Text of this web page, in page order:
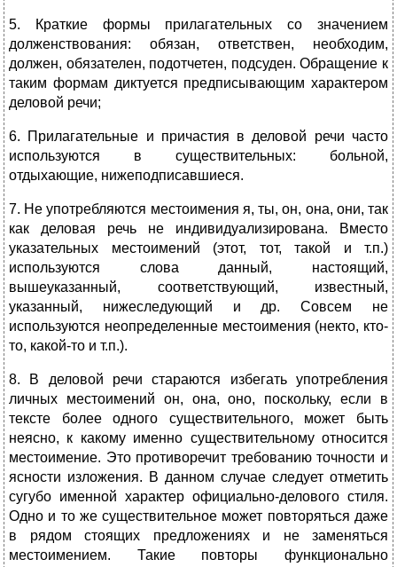
5. Краткие формы прилагательных со значени­ем
долженствования: обязан, ответствен, необходим,
должен, обязателен, подотчетен, подсуден. Обращение к
таким формам диктуется предписывающим характером
деловой речи;
6. Прилагательные и причастия в деловой речи часто
используются в существительных: больной,
отдыхающие, нижеподписавшиеся.
7. Не употребляются местоимения я, ты, он, она, они, так
как деловая речь не индивидуализирована. Вместо
указательных местоимений (этот, тот, такой и т.п.)
используются слова данный, настоящий,
вышеуказанный, соответствующий, известный,
указанный, нижеследующий и др. Совсем не
используются неопределенные местоимения (некто, кто-
то, какой-то и т.п.).
8. В деловой речи стараются избегать употребления
личных местоимений он, она, оно, поскольку, если в
тексте более одного существительного, может быть
неясно, к какому именно существительному относится
местоимение. Это противоречит требованию точности и
ясности изложения. В данном случае следует отметить
сугубо именной характер официально-делового стиля.
Одно и то же существительное может повторяться даже
в рядом стоящих предложениях и не заменяться
местоимением. Такие повторы функционально